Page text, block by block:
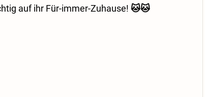
auf ihr Für-immer-Zuhause! 🐱🐱